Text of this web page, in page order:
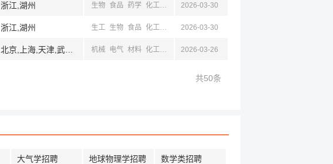
浙江,湖州 生物 食品 药学 化工 轻工 化学
2026-03-30
浙江,湖州 生工 生物 食品 化工 轻工 法学 药学
2026-03-30
机械 电气 材料 化工 轻工 工商 外语
2026-03-26
共50条
大气学招聘 地球物理学招聘 数学类招聘